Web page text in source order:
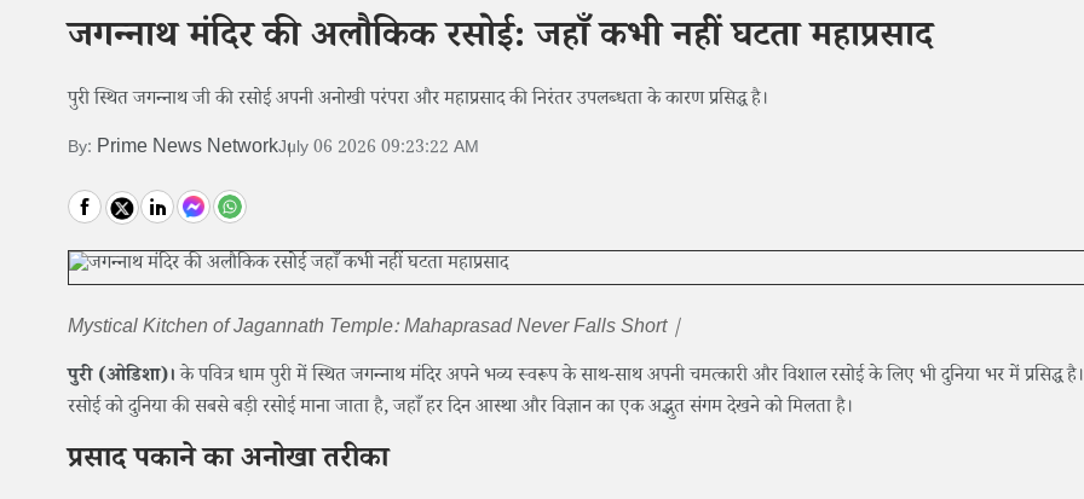
जगन्नाथ मंदिर की अलौकिक रसोई: जहाँ कभी नहीं घटता महाप्रसाद
पुरी स्थित जगन्नाथ जी की रसोई अपनी अनोखी परंपरा और महाप्रसाद की निरंतर उपलब्धता के कारण प्रसिद्ध है।
By: Prime News NetworkJuly 06 2026 09:23:22 AM
Mystical Kitchen of Jagannath Temple: Mahaprasad Never Falls Short |
पुरी (ओडिशा)।के पवित्र धाम पुरी में स्थित जगन्नाथ मंदिर अपने भव्य स्वरूप के साथ-साथ अपनी चमत्कारी और विशाल रसोई के लिए भी दुनिया भर में प्रसिद्ध
रसोई को दुनिया की सबसे बड़ी रसोई माना जाता है, जहाँ हर दिन आस्था और विज्ञान का एक अद्भुत संगम देखने को मिलता है।
प्रसाद पकाने का अनोखा तरीका